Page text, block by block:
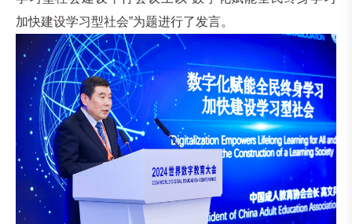
加快建设学习型社会”为题进行了发言。